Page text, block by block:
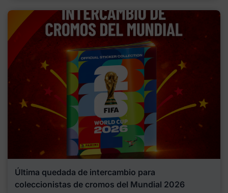
Última quedada de intercambio para
coleccionistas de cromos del Mundial 2026